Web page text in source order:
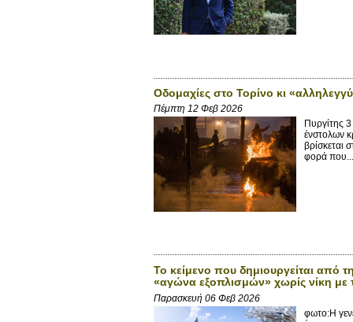
Οδομαχίες στο Τορίνο κι
Πέμπτη 12 Φεβ 2026
Πυργίτης
ένστολων
βρίσκεται
φορά που...
Το κείμενο που δημιουργείται από
«αγώνα εξοπλισμών» χωρίς νίκη με
Παρασκευή 06 Φεβ 2026
φωτο:Η